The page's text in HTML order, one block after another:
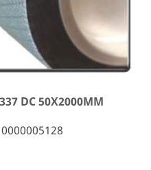
DC 50X2000MM
0000005128